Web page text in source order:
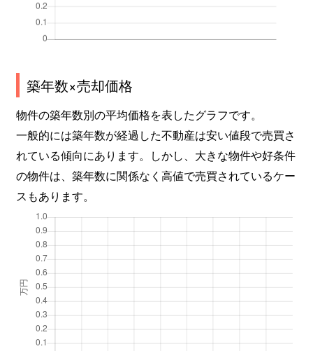
築年数×売却価格
物件の築年数別の平均価格を表したグラフです。
一般的には築年数が経過した不動産は安い値段で売買さ
れている傾向にあります。しかし、大きな物件や好条件
の物件は、築年数に関係なく高値で売買されているケー
スもあります。